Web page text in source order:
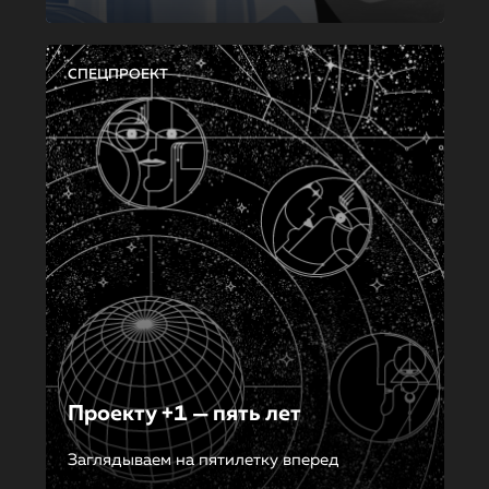
СПЕЦПРОЕКТ
Проекту +1 — пять лет
Заглядываем на пятилетку вперед